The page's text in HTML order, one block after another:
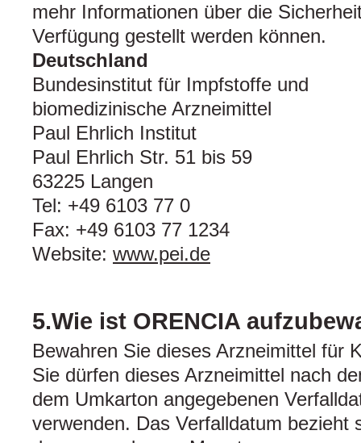
mehr Informationen über die
Verfügung gestellt werden können.
Deutschland
Bundesinstitut für Impfstoffe und
biomedizinische Arzneimittel
Paul Ehrlich Institut
Paul Ehrlich Str. 51 bis 59
63225 Langen
Tel: +49 6103 77 0
Fax: +49 6103 77 1234
Website: www.pei.de
5.Wie ist ORENCIA
Bewahren Sie dieses Arzneimittel für
Sie dürfen dieses Arzneimittel nach
dem Umkarton angegebenen
verwenden. Das Verfalldatum bezieht